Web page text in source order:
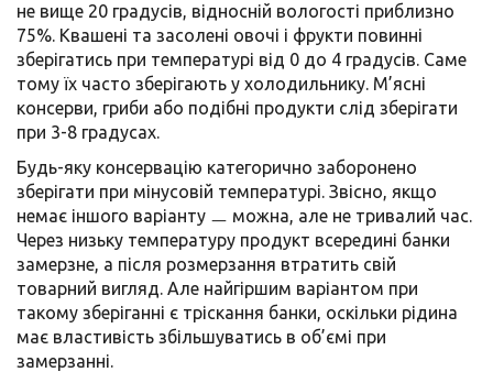
не вище 20 градусів, відносній вологості приблизно
75%. Квашені та засолені овочі і фрукти повинні
зберігатись при температурі від 0 до 4 градусів. Саме
тому їх часто зберігають у холодильнику. М’ясні
консерви, гриби або подібні продукти слід зберігати
при 3-8 градусах.
Будь-яку консервацію категорично заборонено
зберігати при мінусовій температурі. Звісно, якщо
немає іншого варіанту ㅡ можна, але не тривалий час.
Через низьку температуру продукт всередині банки
замерзне, а після розмерзання втратить свій
товарний вигляд. Але найгіршим варіантом при
такому зберіганні є тріскання банки, оскільки рідина
має властивість збільшуватись в об’ємі при
замерзанні.